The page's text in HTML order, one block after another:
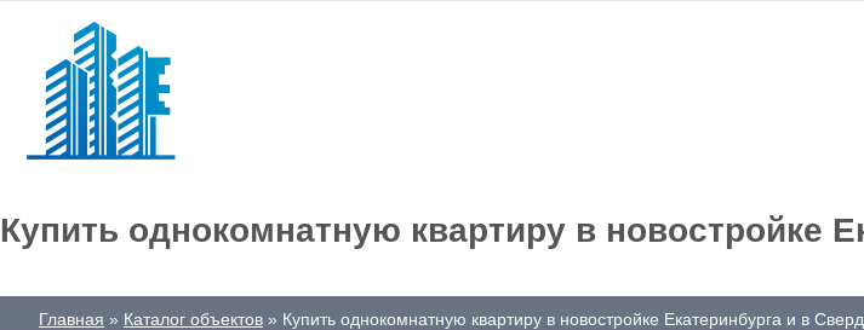
Купить однокомнатную квартиру в новостройке
Главная Каталог объектов Купить однокомнатную квартиру в новостройке Екатеринбурга и в